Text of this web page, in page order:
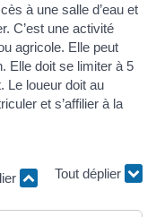
à une salle d’eau et
C’est une activité
agricole. Elle peut
Elle doit se limiter à 5
Le loueur doit au
et s’affilier à la
Tout déplier